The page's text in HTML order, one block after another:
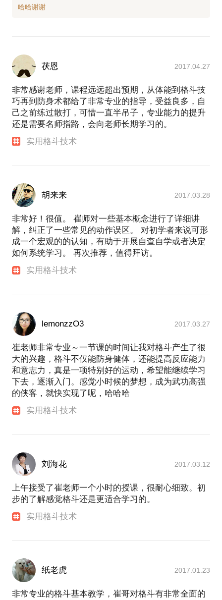
茯恩 2017.04.27
非常感谢老师，课程远远超出预期，从体能到格斗技
巧再到防身术都给了非常专业的指导，受益良多，自
己之前练过散打，可惜一直半吊子，专业能力的提升
还是需要名师指路，会向老师长期学习的。
实用格斗技术
胡来来 2017.03.28
非常好！很值。 崔师对一些基本概念进行了详细讲
解，纠正了一些常见的动作误区。 对初学者来说可形
成一个宏观的的认知，有助于开展自查自学或者决定
如何系统学习。 再次推荐，值得拜访。
实用格斗技术
lemonzzO3 2017.03.27
崔老师非常专业～一节课的时间让我对格斗产生了很
大的兴趣，格斗不仅能防身健体，还能提高反应能力
和意志力，真是一项特别好的运动，希望能继续学习
下去，逐渐入门。感觉小时候的梦想，成为武功高强
的侠客，就快实现了呢，哈哈哈
实用格斗技术
刘海花 2017.03.12
上午接受了崔老师一个小时的授课，很耐心细致。初
步的了解感觉格斗还是更适合学习的。
实用格斗技术
纸老虎 2017.01.23
非常专业的格斗基本教学，崔哥对格斗有非常全面的